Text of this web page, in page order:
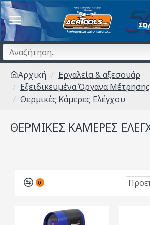
Αρχική
Εργαλεία & αξεσουάρ
Εξειδικευμένα Όργανα Μέτρησης
Θερμικές Κάμερες Ελέγχου
ΘΕΡΜΙΚΈΣ ΚΆΜΕΡΕΣ
0